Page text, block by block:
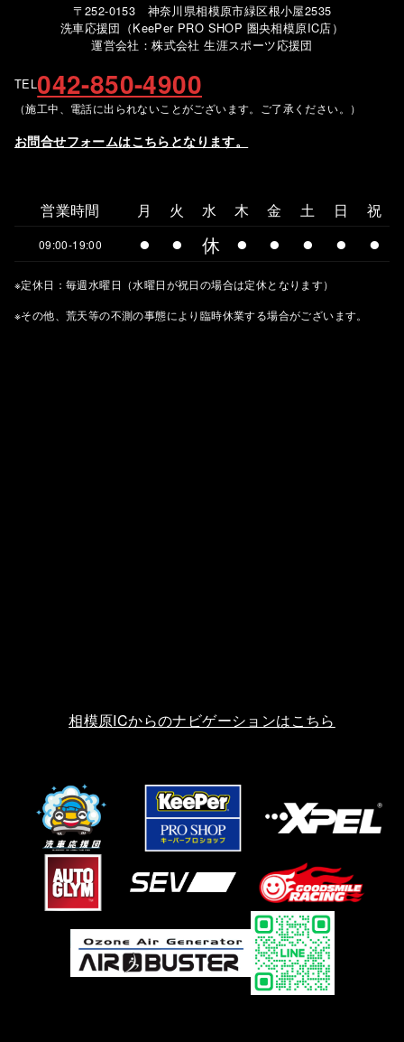
〒252-0153 神奈川県相模原市緑区根小屋2535
洗車応援団（KeePer PRO SHOP 圏央相模原IC店）
運営会社：株式会社 生涯スポーツ応援団
TEL042-850-4900
（施工中、電話に出られないことがございます。ご了承ください。）
お問合せフォームはこちらとなります。
営業時間 月 火 水 木 金 土 日 祝
09:00-19:00 ⚫︎ ⚫︎ 休 ⚫︎ ⚫︎ ⚫︎ ⚫︎ ⚫︎
※定休日：毎週水曜日（水曜日が祝日の場合は定休となります）
※その他、荒天等の不測の事態により臨時休業する場合がございます。
相模原ICからのナビゲーションはこちら